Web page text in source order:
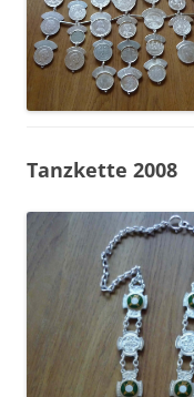
Tanzkette 2008